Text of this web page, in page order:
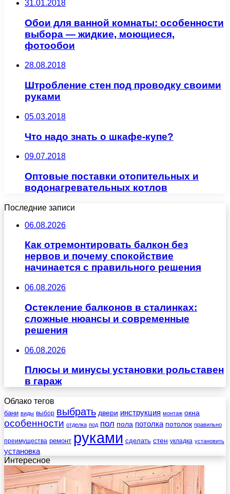
31.01.2018
Обои для ванной комнаты: особенности
выбора — жидкие, моющиеся,
фотообои
28.08.2018
Штробление стен под проводку своими
руками
05.03.2018
Что надо знать о шкафе-купе?
09.07.2018
Оптовые поставки отопительных и
водонагревательных котлов
Последние записи
06.08.2026
Как отремонтировать балкон без
нервов и почему спокойствие
начинается с правильного решения
06.08.2026
Остекление балконов в сталинках:
сложные нюансы и современные
решения
06.08.2026
Плюсы и минусы установки рольставен
в гараж
Облако тегов
бани виды выбор выбрать двери инструкция монтаж окна
особенности отделка под пол пола потолка потолок правильно
преимущества ремонт руками сделать стен укладка установить
установка
Интересное